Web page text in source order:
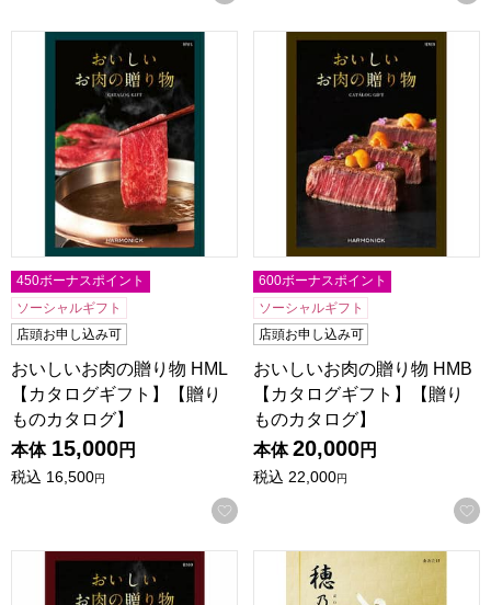
おいしいお肉の贈り物 HML【カタログギフト】【贈りもの
450ボーナスポイント
ソーシャルギフト
店頭お申し込み可
おいしいお肉の贈り物 HML
【カタログギフト】【贈り
ものカタログ】
本体 15,000円
税込 16,500円
お気に入りに登録する
おいしいお肉の贈り物 HMB
600ボーナスポイント
ソーシャルギフト
店頭お申し込み可
おいしいお肉の贈り物 HMB
【カタログギフト】【贈り
ものカタログ】
本体 20,000円
税込 22,000円
おいしいお肉の贈り物 HMO【カタログギフト】【贈りもの
穂乃香 あおたけ【カタログ